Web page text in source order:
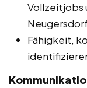
Vollzeitjobs
Fähigkeit,